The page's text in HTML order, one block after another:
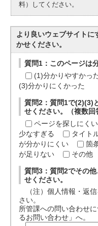
料）してください。
より良いウェブサイトに
かせください。
質問1：このページは
(1)分かりやすかっ
(3)分かりにくかった
質問2：質問1で(2)(3)
せください。（複数回
ページを探しにくい
少なすぎる
タイト
が分かりにくい
箇
が足りない
その他
質問3：質問2でその
せください。
（注）個人情報・返信
さい。
所管課への問い合わせ
るお問い合わせ」へ。